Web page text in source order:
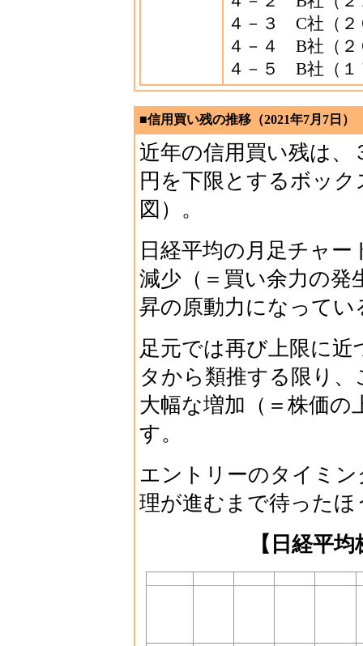
４－３ C社（２
４－４ B社（２
４－５ B社（１
■信用買い残の推移（2021年7月7日）
近年の信用買い残は、
円を下限とするボッ
図）。
日経平均の月足チャ
減少（＝買い余力の発
昇の原動力になって
足元では再び上限に
タから類推する限り
大幅な増加（＝株価
す。
エントリーのタイミ
理が進むまで待った
【日経平